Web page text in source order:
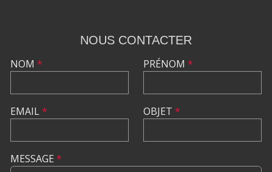
NOUS CONTACTER
NOM *
EMAIL*
PRÉNOM *
OBJET *
MESSAGE *